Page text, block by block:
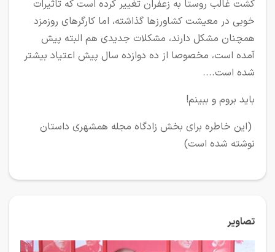
کشت غالب روستا به زعفران تغییر کرده است که تاثیرات
خوبی در معیشت کشاورزها گذاشته، اما کارگرهای روزمزد
همچنان مشکل دارند، مشکلات جدیدی هم البته پیش
آمده است، مخصوصا از ده دوازده سال پیش اعتیاد بیشتر
شده است....
باید بروم و ببینم!
(این خاطره برای بخش زادگاه مجله همشهری داستان
نوشته شده است)
تصاویر